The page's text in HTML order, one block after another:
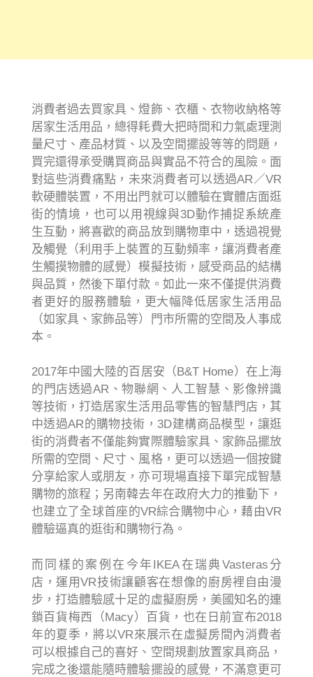
消費者過去買家具、燈飾、衣櫃、衣物收納格等
居家生活用品，總得耗費大把時間和力氣處理測
量尺寸、產品材質、以及空間擺設等等的問題，
買完還得承受購買商品與實品不符合的風險。面
對這些消費痛點，未來消費者可以透過AR／VR
軟硬體裝置，不用出門就可以體驗在實體店面逛
街的情境，也可以用視線與3D動作捕捉系統產
生互動，將喜歡的商品放到購物車中，透過視覺
及觸覺（利用手上裝置的互動頻率，讓消費者產
生觸摸物體的感覺）模擬技術，感受商品的結構
與品質，然後下單付款。如此一來不僅提供消費
者更好的服務體驗，更大幅降低居家生活用品
（如家具、家飾品等）門市所需的空間及人事成
本。
2017年中國大陸的百居安（B&T Home）在上海
的門店透過AR、物聯網、人工智慧、影像辨識
等技術，打造居家生活用品零售的智慧門店，其
中透過AR的購物技術，3D建構商品模型，讓逛
街的消費者不僅能夠實際體驗家具、家飾品擺放
所需的空間、尺寸、風格，更可以透過一個按鍵
分享給家人或朋友，亦可現場直接下單完成智慧
購物的旅程；另南韓去年在政府大力的推動下，
也建立了全球首座的VR綜合購物中心，藉由VR
體驗逼真的逛街和購物行為。
而同樣的案例在今年IKEA在瑞典Vasteras分
店，運用VR技術讓顧客在想像的廚房裡自由漫
步，打造體驗感十足的虛擬廚房，美國知名的連
鎖百貨梅西（Macy）百貨，也在日前宣布2018
年的夏季，將以VR來展示在虛擬房間內消費者
可以根據自己的喜好、空間規劃放置家具商品，
完成之後還能隨時體驗擺設的感覺，不滿意更可